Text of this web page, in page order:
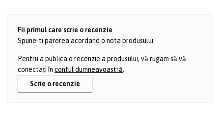
Fii primul care scrie o recenzie
Spune-ti parerea acordand o nota produsului
Pentru a publica o recenzie a produsului, vă rugam să vă
conectați în contul dumneavoastră
Scrie o recenzie